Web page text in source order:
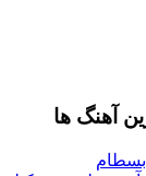
آهنگ ها
بسطام